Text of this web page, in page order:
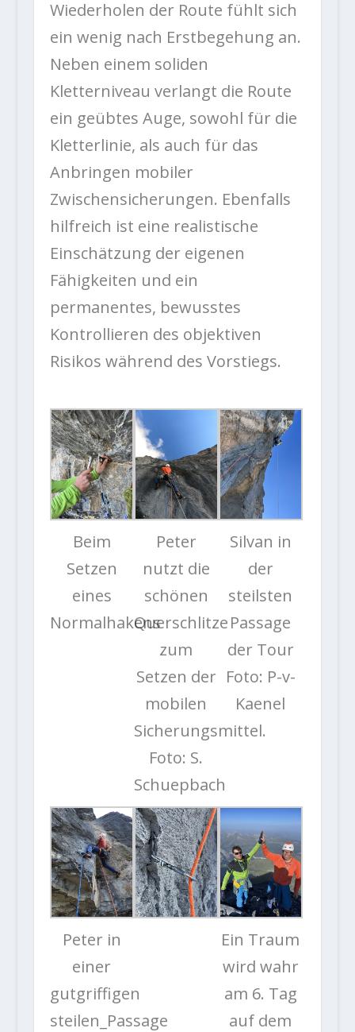
Wiederholen der Route fühlt sich
ein wenig nach Erstbegehung an.
Neben einem soliden
Kletterniveau verlangt die Route
ein geübtes Auge, sowohl für die
Kletterlinie, als auch für das
Anbringen mobiler
Zwischensicherungen. Ebenfalls
hilfreich ist eine realistische
Einschätzung der eigenen
Fähigkeiten und ein
permanentes, bewusstes
Kontrollieren des objektiven
Risikos während des Vorstiegs.
Beim
Setzen
eines
Normalhakens
Peter
nutzt die
schönen
Querschlitze
zum
Setzen der
mobilen
Sicherungsmittel.
Foto: S.
Schuepbach
Silvan in
der
steilsten
Passage
der Tour
Foto: P-v-
Kaenel
Peter in
einer
gutgriffigen
steilen_Passage
Ein Traum
wird wahr
am 6. Tag
auf dem